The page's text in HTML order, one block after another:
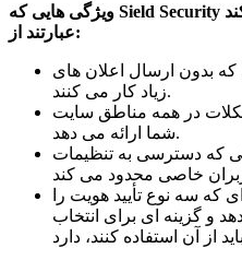
ویژگی هایی که Sield Security
عبارتند از:
بدون ارسال اعلان های
زیاد کار می کنند.
در همه مناطق سایت
شما ارائه می دهد.
که دسترسی به تنظیمات
که سه نوع تأیید هویت را
و گزینه ای برای انتخاب